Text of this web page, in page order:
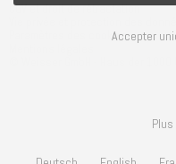
CGV et droit de rétractation
Paramètres des cookiesAccepter